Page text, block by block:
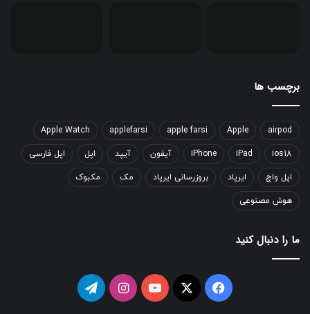
برچسب ها
airpod
Apple
apple farsi
applefarsi
Apple Watch
ios18
iPad
iPhone آیفون آیپد اپل اپل فارسی
اپل واچ ایرپاد بروزرسانی ایرپاد مک مکبوک
هوش مصنوعی
ما را دنبال کنید
فیسبوکایکس یوتیوباینستاگرامتلگرام